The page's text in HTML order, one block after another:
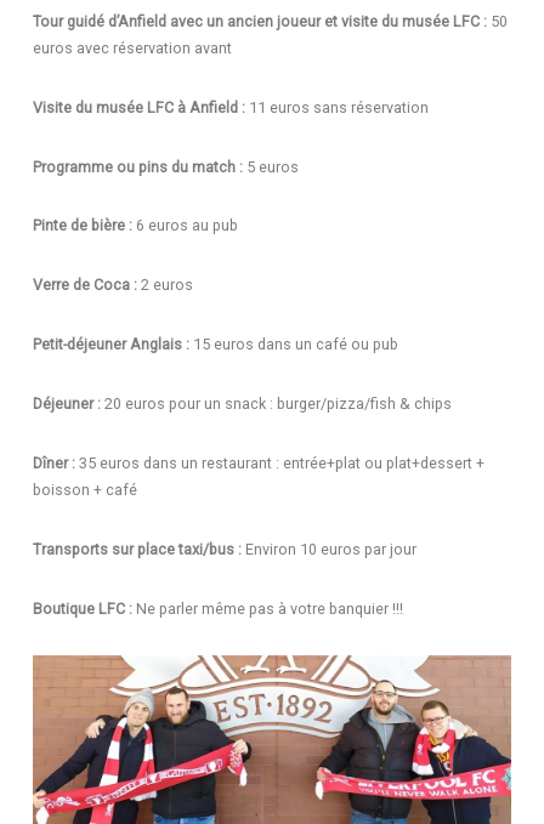
Tour guidé d’Anfield avec un ancien joueur et visite du musée LFC : 50
euros avec réservation avant
Visite du musée LFC à Anfield : 11 euros sans réservation
Programme ou pins du match :5 euros
Pinte de bière : 6 euros au pub
Verre de Coca : 2 euros
Petit-déjeuner Anglais : 15 euros dans un café ou pub
Déjeuner : 20 euros pour un snack : burger/pizza/fish & chips
Dîner : 35 euros dans un restaurant : entrée+plat ou plat+dessert +
boisson + café
Transports sur place taxi/bus :Environ 10 euros par jour
Boutique LFC :Ne parler même pas à votre banquier !!!